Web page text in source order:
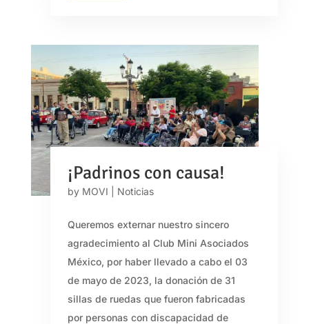
¡Padrinos con causa!
by MOVI Noticias
Queremos externar nuestro sincero
agradecimiento al Club Mini Asociados
México, por haber llevado a cabo el 03
de mayo de 2023, la donación de 31
sillas de ruedas que fueron fabricadas
por personas con discapacidad de